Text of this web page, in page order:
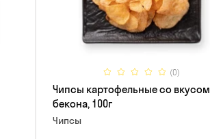
(0)
Чипсы картофельные со вкусом
бекона, 100г
Чипсы